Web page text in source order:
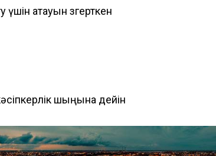
атауын өзгерткен
шыңына дейін